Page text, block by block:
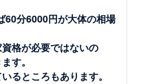
60分6000円が大体の相場
格が必要ではないの
す。
るところもあります。